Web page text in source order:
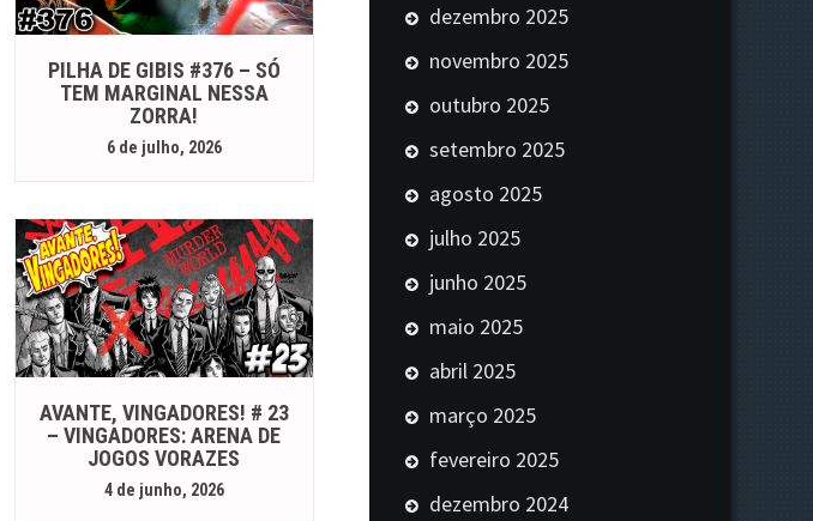
PILHA DE GIBIS #376 – SÓ
TEM MARGINAL NESSA
ZORRA!
6 de julho, 2026
AVANTE, VINGADORES! # 23
– VINGADORES: ARENA DE
JOGOS VORAZES
4 de junho, 2026
dezembro 2025
novembro 2025
outubro 2025
setembro 2025
agosto 2025
julho 2025
junho 2025
maio 2025
abril 2025
março 2025
fevereiro 2025
dezembro 2024